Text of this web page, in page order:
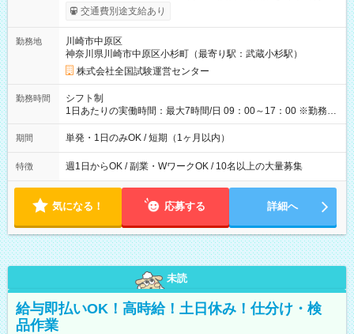
※勤務回数により昇給あり 【即給（前払い）オプションあ
り！】 希望される場合、勤務から1週間ほどで給与の一部を受け
例】 ・河合塾模擬試験 8:30～17:30（休憩1時間） 時給1,300円
×8時間＝日収10,400円＋交通費 ※当日の役割により時給＋100
円の場合あり ・国家試験 7:00～13:30（休憩なし） 時給1,300
円（役割手当＋100円）×6時間＝日収8,400円＋交通費 【試用期
間】試用期間なし
交通費別途支給あり
勤務地
川崎市中原区
神奈川県川崎市中原区小杉町（最寄り駅：武蔵小杉駅）
株式会社全国試験運営センター
勤務時間
シフト制
1日あたりの実働時間：最大7時間/日 09：00～17：00 ※勤務時
間は 試験により異なります。
期間 単発・1日のみOK / 短期（1ヶ月以内）
特徴 週1日からOK / 副業・WワークOK / 10名以上の大量募集
気になる！ 応募する 詳細へ
未読
給与即払いOK！高時給！土日休み！仕分け・検
品作業